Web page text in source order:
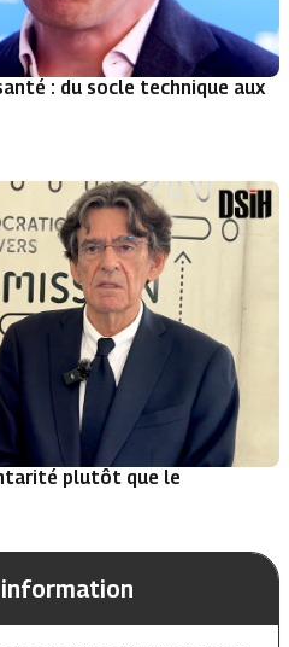
: du socle technique aux
plutôt que le